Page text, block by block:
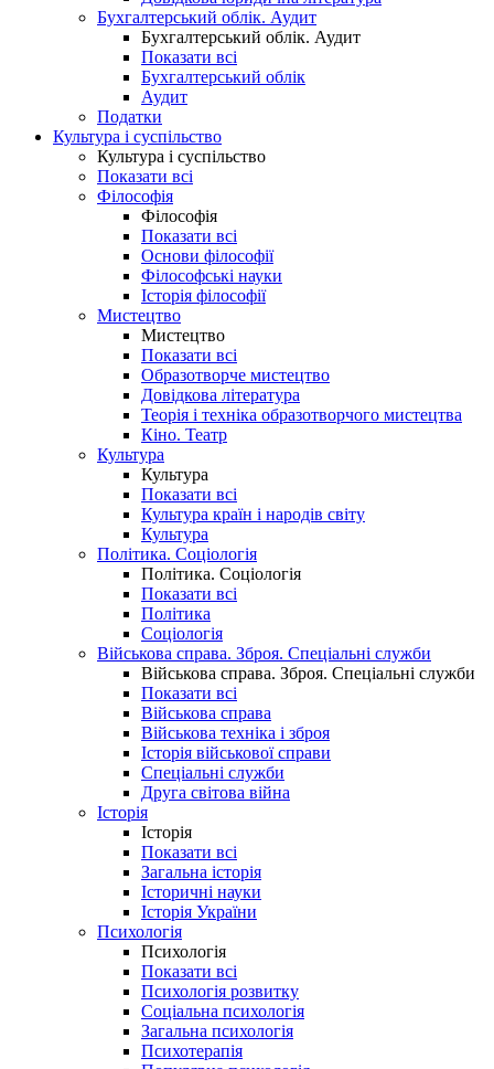
Бухгалтерський облік. Аудит
Бухгалтерський облік. Аудит
Показати всі
Бухгалтерський облік
Аудит
Податки
Культура і суспільство
Культура і суспільство
Показати всі
Філософія
Філософія
Показати всі
Основи філософії
Філософські науки
Історія філософії
Мистецтво
Мистецтво
Показати всі
Образотворче мистецтво
Довідкова література
Теорія і техніка образотворчого мистецтва
Кіно. Театр
Культура
Культура
Показати всі
Культура країн і народів світу
Культура
Політика. Соціологія
Політика. Соціологія
Показати всі
Політика
Соціологія
Військова справа. Зброя. Спеціальні служби
Військова справа. Зброя. Спеціальні служби
Показати всі
Військова справа
Військова техніка і зброя
Історія військової справи
Спеціальні служби
Друга світова війна
Історія
Історія
Показати всі
Загальна історія
Історичні науки
Історія України
Психологія
Психологія
Показати всі
Психологія розвитку
Соціальна психологія
Загальна психологія
Психотерапія